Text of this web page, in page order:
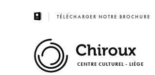
TÉLÉCHARGER NOTRE BROCHURE
CENTRE CULTUREL - LIÈGE